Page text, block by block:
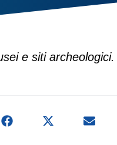
e siti archeologici.